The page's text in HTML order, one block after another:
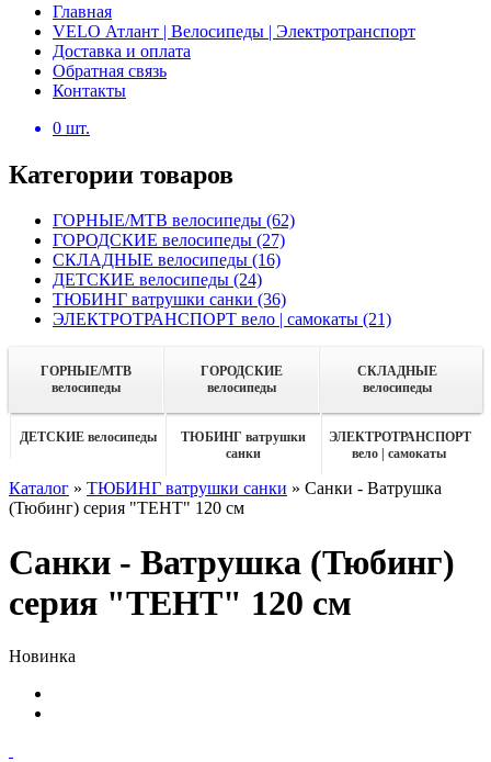
Главная
VELO Атлант | Велосипеды | Электротранспорт
Доставка и оплата
Обратная связь
Контакты
0 шт.
Категории товаров
ГОРНЫЕ/MTB велосипеды (62)
ГОРОДСКИЕ велосипеды (27)
СКЛАДНЫЕ велосипеды (16)
ДЕТСКИЕ велосипеды (24)
ТЮБИНГ ватрушки санки (36)
ЭЛЕКТРОТРАНСПОРТ вело | самокаты (21)
ГОРНЫЕ/MTB
велосипеды
ГОРОДСКИЕ
велосипеды
СКЛАДНЫЕ
велосипеды
ДЕТСКИЕ велосипеды
ТЮБИНГ ватрушки
санки
ЭЛЕКТРОТРАНСПОРТ
вело | самокаты
Каталог » ТЮБИНГ ватрушки санки » Санки - Ватрушка
(Тюбинг) серия "ТЕНТ" 120 см
Санки - Ватрушка (Тюбинг)
серия "ТЕНТ" 120 см
Новинка